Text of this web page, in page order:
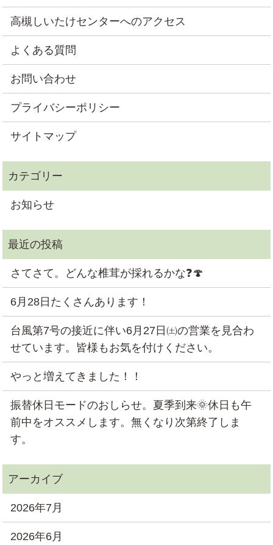
高槻しいたけセンターへのアクセス
よくある質問
お問い合わせ
プライバシーポリシー
サイトマップ
お知らせ
さてさて。どんな椎茸が採れるかな❓🍄
6月28日たくさんあります！
台風第7号の接近に伴い6月27日㈯の営業を見合わ
せています。皆様もお気を付けください。
やっと増えてきました！！
振替休日モードのおしらせ。夏季到来🌞休日も午
前中をオススメします。無くなり次第終了しま
す。
2026年7月
2026年6月